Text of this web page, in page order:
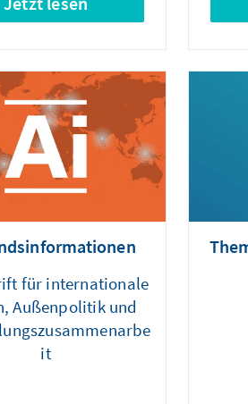
für internationale
Außenpolitik und
it